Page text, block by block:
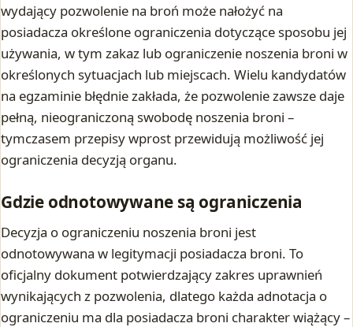
wydający pozwolenie na broń może nałożyć na
posiadacza określone ograniczenia dotyczące sposobu jej
używania, w tym zakaz lub ograniczenie noszenia broni w
określonych sytuacjach lub miejscach. Wielu kandydatów
na egzaminie błędnie zakłada, że pozwolenie zawsze daje
pełną, nieograniczoną swobodę noszenia broni –
tymczasem przepisy wprost przewidują możliwość jej
ograniczenia decyzją organu.
Gdzie odnotowywane są ograniczenia
Decyzja o ograniczeniu noszenia broni jest
odnotowywana w legitymacji posiadacza broni. To
oficjalny dokument potwierdzający zakres uprawnień
wynikających z pozwolenia, dlatego każda adnotacja o
ograniczeniu ma dla posiadacza broni charakter wiążący –